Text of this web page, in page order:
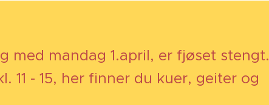
med mandag 1.april, er fjøset stengt.
11 - 15, her finner du kuer, geiter og